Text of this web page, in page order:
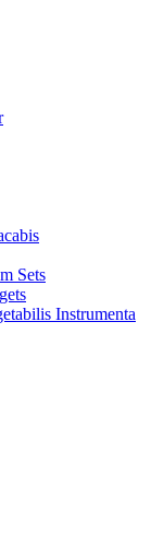
Sets
Instrumenta